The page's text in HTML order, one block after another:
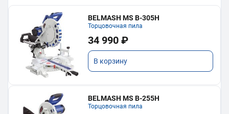
BELMASH MS B-305H
Торцовочная пила
34 990 ₽
В корзину
BELMASH MS B-255H
Торцовочная пила